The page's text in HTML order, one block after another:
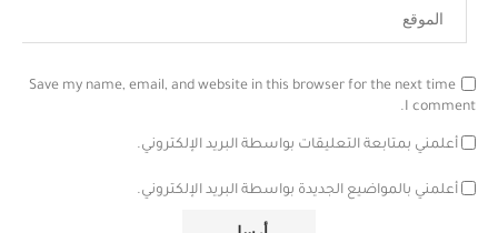
Save my name, email, and website in this browser for the next time
I comment.
أعلمني بمتابعة التعليقات بواسطة البريد الإلكتروني.
أعلمني بالمواضيع الجديدة بواسطة البريد الإلكتروني.